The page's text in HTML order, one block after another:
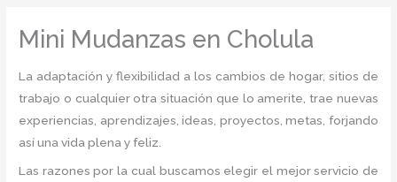
Mini Mudanzas en Cholula
La adaptación y flexibilidad a los cambios de hogar, sitios de
trabajo o cualquier otra situación que lo amerite, trae nuevas
experiencias, aprendizajes, ideas, proyectos, metas, forjando
así una vida plena y feliz.
Las razones por la cual buscamos elegir el mejor servicio de